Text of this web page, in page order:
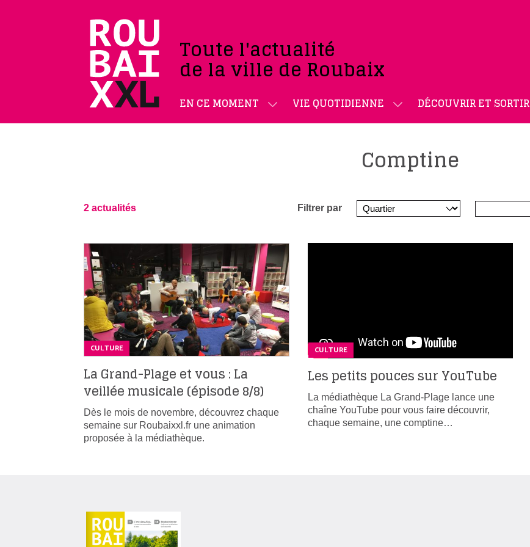
Toute l'actualité
de la ville de Roubaix
EN CE MOMENT VIE QUOTIDIENNE DÉCOUVRIR ET SORTIR
Comptine
2 actualités Filtrer par
CULTURE
La Grand-Plage et vous : La
veillée musicale (épisode 8/8)
Dès le mois de novembre, découvrez chaque
semaine sur Roubaixxl.fr une animation
proposée à la médiathèque.
CULTURE
Les petits pouces sur YouTube
La médiathèque La Grand-Plage lance une
chaîne YouTube pour vous faire découvrir,
chaque semaine, une comptine…